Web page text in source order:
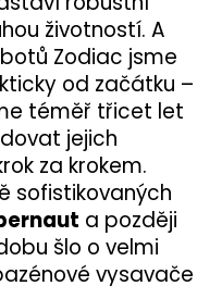
životností. A
Zodiac jsme
od začátku –
téměř třicet let
jejich
za krokem.
sofistikovaných
a později
šlo o velmi
vysavače